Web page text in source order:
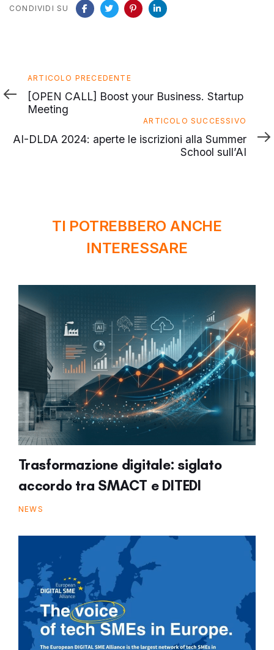
CONDIVIDI SU
Articolo
precedente
ARTICOLO PRECEDENTE
[OPEN CALL] Boost your Business. Startup
Meeting
successivo
ARTICOLO SUCCESSIVO
AI-DLDA 2024: aperte le iscrizioni alla Summer
School sull’AI
TI POTREBBERO ANCHE
INTERESSARE
Trasformazione digitale: siglato
accordo tra SMACT e DITEDI
NEWS